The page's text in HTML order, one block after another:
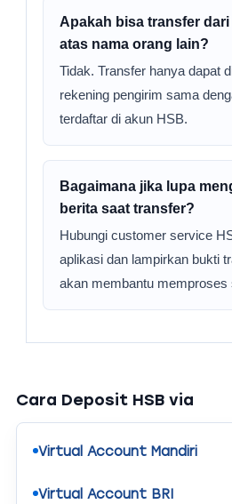
Cara Deposit HSB via
Virtual Account Mandiri
Virtual Account BRI
Apakah bisa transfer
atas nama orang lain?
Tidak. Transfer hanya dapat
rekening pengirim sama
terdaftar di akun HSB.
Bagaimana jika lupa
berita saat transfer?
Hubungi customer service
aplikasi dan lampirkan bukti
akan membantu memproses